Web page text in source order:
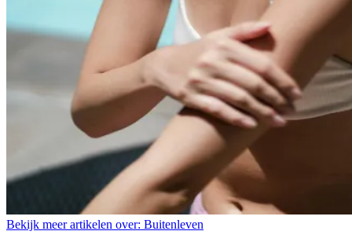
Bekijk meer artikelen over: Buitenleven